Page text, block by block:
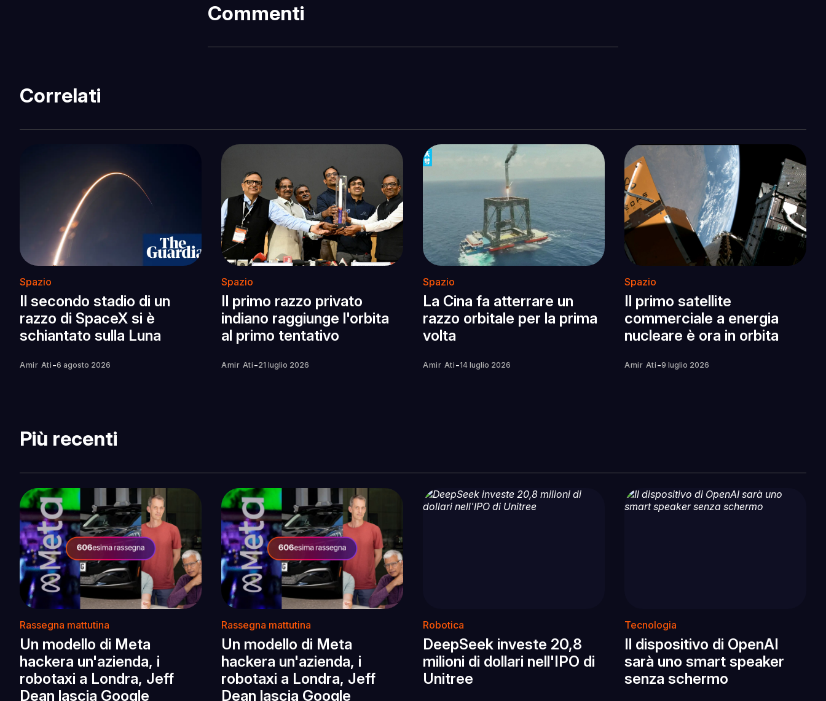
Commenti
Correlati
Spazio
Il secondo stadio di un
razzo di SpaceX si è
schiantato sulla Luna
Amir Ati -6 agosto 2026
Spazio
Il primo razzo privato
indiano raggiunge l'orbita
al primo tentativo
Amir Ati -21 luglio 2026
Spazio
La Cina fa atterrare un
razzo orbitale per la prima
volta
Amir Ati -14 luglio 2026
Spazio
Il primo satellite
commerciale a energia
nucleare è ora in orbita
Amir Ati -9 luglio 2026
Più recenti
Rassegna mattutina
Un modello di Meta
hackera un'azienda, i
robotaxi a Londra, Jeff
Dean lascia Google
Rassegna mattutina
Un modello di Meta
hackera un'azienda, i
robotaxi a Londra, Jeff
Dean lascia Google
Robotica
DeepSeek investe 20,8
milioni di dollari nell'IPO di
Unitree
Tecnologia
Il dispositivo di OpenAI
sarà uno smart speaker
senza schermo